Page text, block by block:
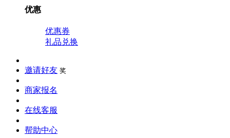
优惠
优惠券
礼品兑换
邀请好友 奖
商家报名
在线客服
帮助中心